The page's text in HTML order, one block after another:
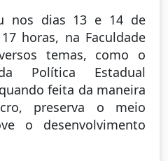
nos dias 13 e 14 de
horas, na Faculdade
temas, como o
Política Estadual
feita da maneira
preserva o meio
o desenvolvimento